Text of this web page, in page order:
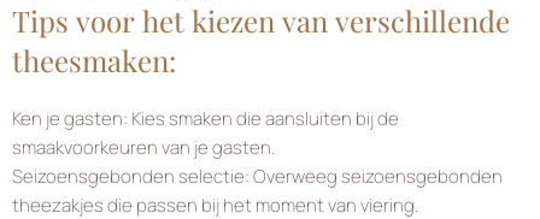
Tips voor het kiezen van verschillende
theesmaken:
Ken je gasten: Kies smaken die aansluiten bij de
smaakvoorkeuren van je gasten.
Seizoensgebonden selectie: Overweeg seizoensgebonden
theezakjes die passen bij het moment van viering.